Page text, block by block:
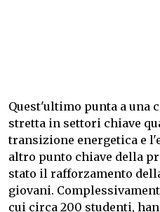
Quest'ultimo punta a una
stretta in settori chiave
transizione energetica e
altro punto chiave della
stato il rafforzamento
giovani.
cui circa 200 studenti,